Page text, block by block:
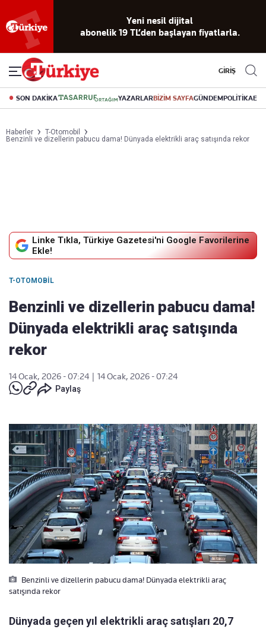
Yeni nesil dijital
abonelik 19 TL’den başlayan fiyatlarla.
GİRİŞ
SON DAKİKA YAZARLARBİZİM SAYFAGÜNDEMPOLİTİKA
Haberler
T-Otomobil
Benzinli ve dizellerin pabucu dama! Dünyada elektrikli araç satışında rekor
Linke Tıkla, Türkiye Gazetesi'ni Google Favorilerine
Ekle!
T-OTOMOBIL
Benzinli ve dizellerin pabucu dama!
Dünyada elektrikli araç satışında
rekor
14 Ocak, 2026 - 07:24
14 Ocak, 2026 - 07:24
Paylaş
Benzinli ve dizellerin pabucu dama! Dünyada elektrikli araç
satışında rekor
Dünyada geçen yıl elektrikli araç satışları 20,7